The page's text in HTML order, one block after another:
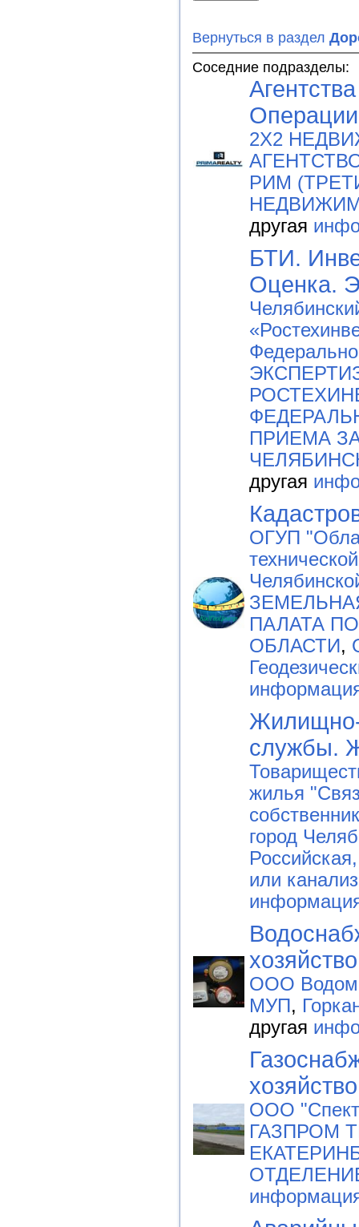
Вернуться в раздел
Соседние подразделы:
2Х2
РИМ
другая
БТИ.
Оценка.
ПРИЕМА
другая
ОГУП
ПАЛАТА
ОБЛАСТИ,
службы.
жилья
город
или
хозяйство
ООО
МУП ,
другая
хозяйство
ООО
ГАЗПРОМ